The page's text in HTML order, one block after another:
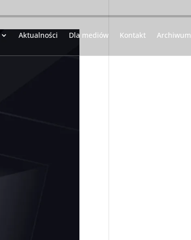
Aktualności Dla mediów Kontakt Archiwum